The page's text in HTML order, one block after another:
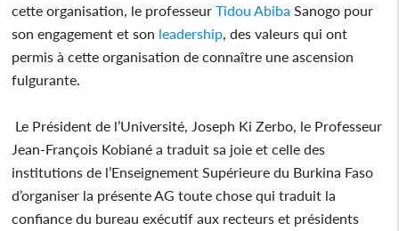
cette organisation, le professeurTidou Abiba Sanogo pour
son engagement et son leadership , des valeurs qui ont
permis à cette organisation de connaître une ascension
fulgurante.
Le Président de l’Université, Joseph Ki Zerbo, le Professeur
Jean-François Kobiané a traduit sa joie et celle des
institutions de l’Enseignement Supérieure du Burkina Faso
d’organiser la présente AG toute chose qui traduit la
confiance du bureau exécutif aux recteurs et présidents